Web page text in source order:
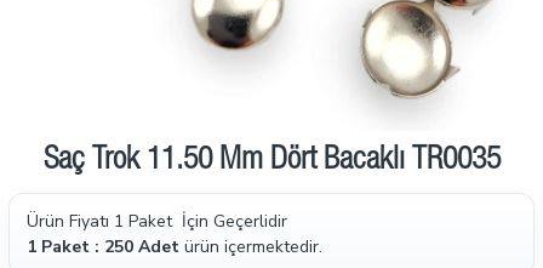
Saç Trok 11.50 Mm Dört Bacaklı TR0035
Ürün Fiyatı 1 Paket İçin Geçerlidir
1 Paket : 250 Adet ürün içermektedir.